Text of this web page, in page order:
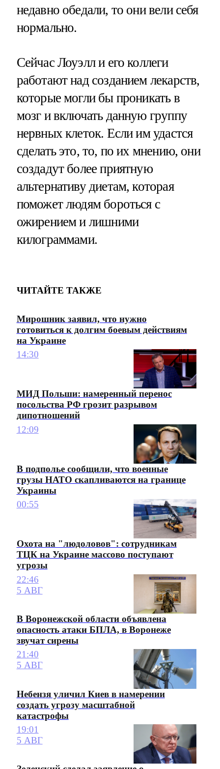
недавно обедали, то они вели себя
нормально.
Сейчас Лоуэлл и его коллеги
работают над созданием лекарств,
которые могли бы проникать в
мозг и включать данную группу
нервных клеток. Если им удастся
сделать это, то, по их мнению, они
создадут более приятную
альтернативу диетам, которая
поможет людям бороться с
ожирением и лишними
килограммами.
ЧИТАЙТЕ ТАКЖЕ
Мирошник заявил, что нужно
готовиться к долгим боевым действиям
на Украине
14:30
МИД Польши: намеренный перенос
посольства РФ грозит разрывом
дипотношений
12:09
В подполье сообщили, что военные
грузы НАТО скапливаются на границе
Украины
00:55
Охота на "людоловов": сотрудникам
ТЦК на Украине массово поступают
угрозы
22:46
5 АВГ
В Воронежской области объявлена
опасность атаки БПЛА, в Воронеже
звучат сирены
21:40
5 АВГ
Небензя уличил Киев в намерении
создать угрозу масштабной
катастрофы
19:01
5 АВГ